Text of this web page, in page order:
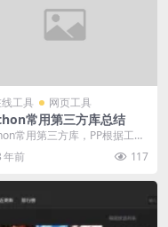
工具 网页工具
常用第三方库总结
常用第三方库，PP根据工作
分了下类，仅供参考： 后端框
办公...
年前 117